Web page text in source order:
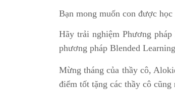
Bạn mong muốn con được
Hãy trải nghiệm Phương
phương pháp Blended
Mừng tháng của thầy cô,
điểm tốt tặng các thầy cô